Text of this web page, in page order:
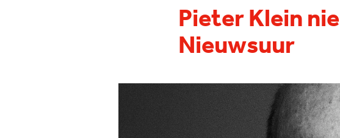
Pieter Klein
Nieuwsuur